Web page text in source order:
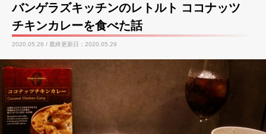
バンゲラズキッチンのレトルト ココナッツ
チキンカレーを食べた話
2020.05.26 / 最終更新日：2020.05.29